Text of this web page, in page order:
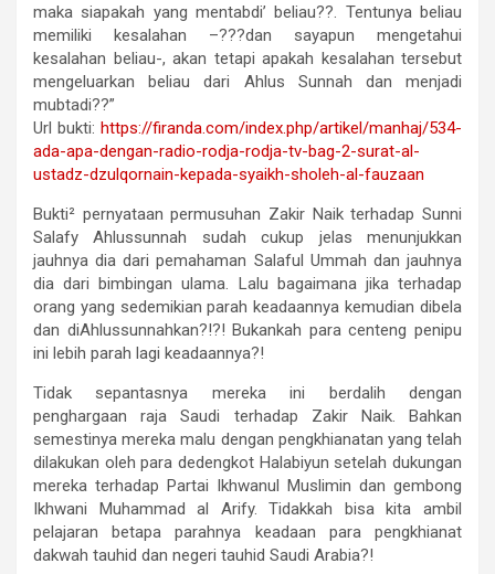
maka siapakah yang mentabdi’ beliau??. Tentunya beliau
memiliki kesalahan –???dan sayapun mengetahui
kesalahan beliau-, akan tetapi apakah kesalahan tersebut
mengeluarkan beliau dari Ahlus Sunnah dan menjadi
mubtadi??”
Url bukti: https://firanda.com/index.php/artikel/manhaj/534-
ada-apa-dengan-radio-rodja-rodja-tv-bag-2-surat-al-
ustadz-dzulqornain-kepada-syaikh-sholeh-al-fauzaan
Bukti² pernyataan permusuhan Zakir Naik terhadap Sunni
Salafy Ahlussunnah sudah cukup jelas menunjukkan
jauhnya dia dari pemahaman Salaful Ummah dan jauhnya
dia dari bimbingan ulama. Lalu bagaimana jika terhadap
orang yang sedemikian parah keadaannya kemudian dibela
dan diAhlussunnahkan?!?! Bukankah para centeng penipu
ini lebih parah lagi keadaannya?!
Tidak sepantasnya mereka ini berdalih dengan
penghargaan raja Saudi terhadap Zakir Naik. Bahkan
semestinya mereka malu dengan pengkhianatan yang telah
dilakukan oleh para dedengkot Halabiyun setelah dukungan
mereka terhadap Partai Ikhwanul Muslimin dan gembong
Ikhwani Muhammad al Arify. Tidakkah bisa kita ambil
pelajaran betapa parahnya keadaan para pengkhianat
dakwah tauhid dan negeri tauhid Saudi Arabia?!